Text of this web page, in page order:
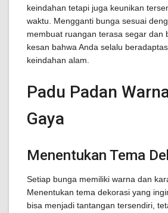
keindahan tetapi juga keunikan
waktu. Mengganti bunga sesuai
membuat ruangan terasa segar dan
kesan bahwa Anda selalu
keindahan alam.
Padu Padan
Gaya
Menentukan Tema
Setiap bunga memiliki warna dan
Menentukan tema dekorasi yang
bisa menjadi tantangan tersendiri,